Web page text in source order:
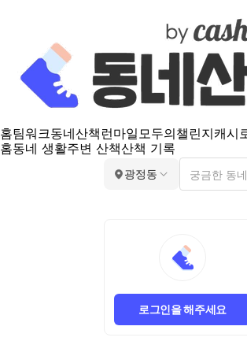
홈팀워크동네산책 런마일모두의챌린지캐시
홈동네 생활주변 산책산책 기록
광정동
로그인을 해주세요